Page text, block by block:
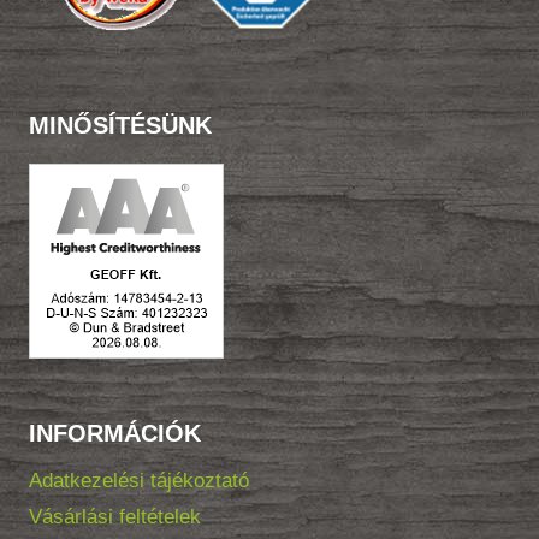
MINŐSÍTÉSÜNK
INFORMÁCIÓK
Adatkezelési tájékoztató
Vásárlási feltételek